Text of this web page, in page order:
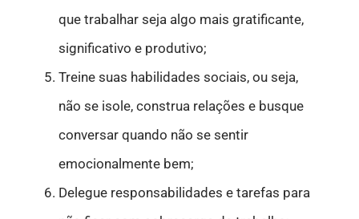
que trabalhar seja algo mais gratificante,
significativo e produtivo;
Treine suas habilidades sociais, ou seja,
não se isole, construa relações e busque
conversar quando não se sentir
emocionalmente bem;
Delegue responsabilidades e tarefas para